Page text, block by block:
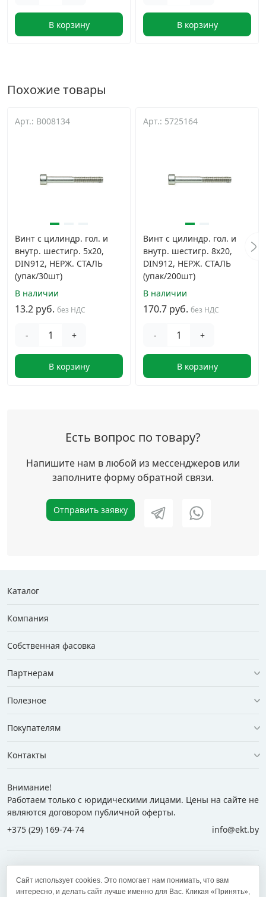
В корзину В корзину
Похожие товары
Арт.: B008134
Винт с цилиндр. гол. и
внутр. шестигр. 5х20,
DIN912, НЕРЖ. СТАЛЬ
(упак/30шт)
В наличии
13.2 руб. без НДС
- +
В корзину
Арт.: 5725164
Винт с цилиндр. гол. и
внутр. шестигр. 8х20,
DIN912, НЕРЖ. СТАЛЬ
(упак/200шт)
В наличии
170.7 руб. без НДС
- +
В корзину
Есть вопрос по товару?
Напишите нам в любой из мессенджеров или
заполните форму обратной связи.
Отправить заявку
Каталог
Компания
Собственная фасовка
Партнерам
Полезное
Покупателям
Контакты
Внимание!
Работаем только с юридическими лицами. Цены на сайте не
являются договором публичной оферты.
+375 (29) 169-74-74
info@ekt.by
+375 (17) 269-74-74
zakaz@ekt.by
Сайт использует cookies. Это помогает нам понимать, что вам
интересно, и делать сайт лучше именно для Вас. Кликая «Принять»,